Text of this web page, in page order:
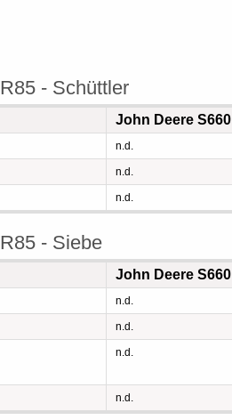
- Schüttler
John Deere S660
n.d.
n.d.
n.d.
- Siebe
John Deere S660
n.d.
n.d.
n.d.
n.d.